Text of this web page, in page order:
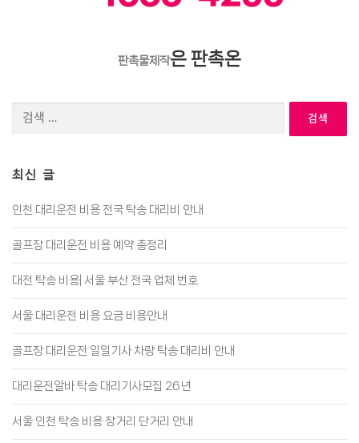
판촉물제작은 판촉온
최신 글
인천 대리운전 비용 전국 탁송 대리비 안내
골프장 대리운전 비용 예약 총정리
대전 탁송 비용| 서울 부산 전국 업체 번호
서울 대리운전 비용 요금 비용안내
골프장 대리운전 일일기사 차량 탁송 대리비 안내
대리운전알바 탁송 대리기사모집 26년
서울 인천 탁송 비용 장거리 단거리 안내